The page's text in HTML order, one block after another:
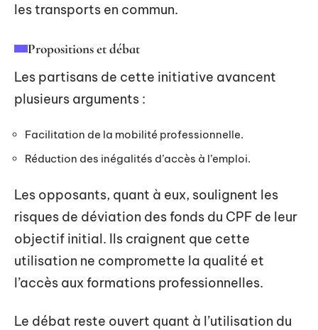
les transports en commun.
Propositions et débat
Les partisans de cette initiative avancent
plusieurs arguments :
Facilitation de la mobilité professionnelle.
Réduction des inégalités d’accès à l’emploi.
Les opposants, quant à eux, soulignent les
risques de déviation des fonds du CPF de leur
objectif initial. Ils craignent que cette
utilisation ne compromette la qualité et
l’accès aux formations professionnelles.
Le débat reste ouvert quant à l’utilisation du